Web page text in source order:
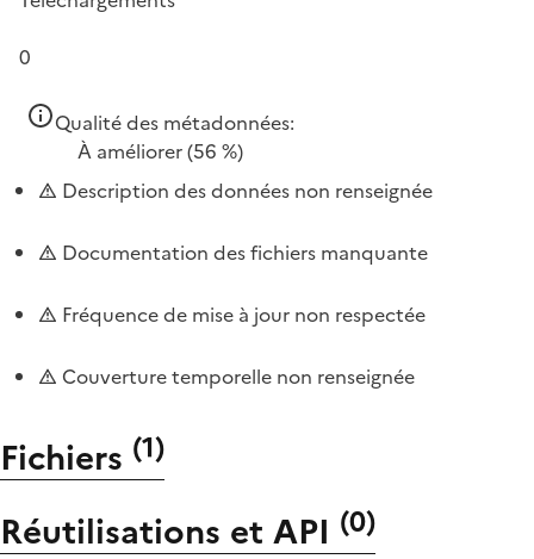
0
Qualité des métadonnées:
À améliorer(56 %)
Description des données non renseignée
Documentation des fichiers manquante
Fréquence de mise à jour non respectée
Couverture temporelle non renseignée
Fichiers (1)
Réutilisations et API (0)